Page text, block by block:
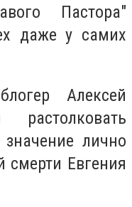
Пастора"
даже у самих
Алексей
растолковать
лично
смерти Евгения